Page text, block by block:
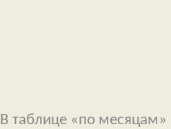
В таблице «по месяцам»